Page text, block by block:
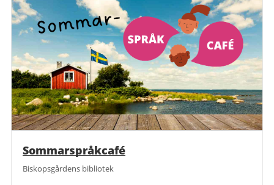
Sommarspråkcafé
Biskopsgårdens bibliotek